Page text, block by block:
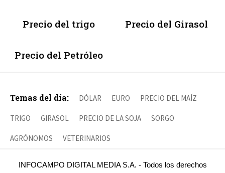
Precio del trigo Precio del Girasol
Precio del Petróleo
Temas del día: DÓLAR EURO PRECIO DEL MAÍZ
TRIGO GIRASOL PRECIO DE LA SOJA SORGO
AGRÓNOMOS VETERINARIOS
INFOCAMPO DIGITAL MEDIA S.A. - Todos los derechos